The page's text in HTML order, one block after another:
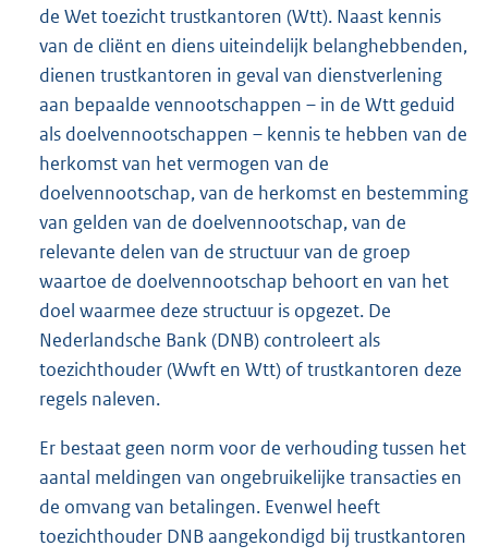
de Wet toezicht trustkantoren (Wtt). Naast kennis
van de cliënt en diens uiteindelijk belanghebbenden,
dienen trustkantoren in geval van dienstverlening
aan bepaalde vennootschappen – in de Wtt geduid
als doelvennootschappen – kennis te hebben van de
herkomst van het vermogen van de
doelvennootschap, van de herkomst en bestemming
van gelden van de doelvennootschap, van de
relevante delen van de structuur van de groep
waartoe de doelvennootschap behoort en van het
doel waarmee deze structuur is opgezet. De
Nederlandsche Bank (DNB) controleert als
toezichthouder (Wwft en Wtt) of trustkantoren deze
regels naleven.
Er bestaat geen norm voor de verhouding tussen het
aantal meldingen van ongebruikelijke transacties en
de omvang van betalingen. Evenwel heeft
toezichthouder DNB aangekondigd bij trustkantoren